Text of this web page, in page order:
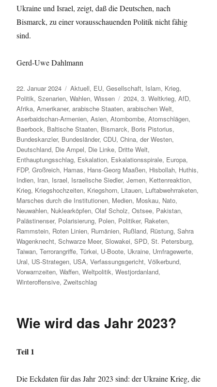
Ukraine und Israel, zeigt, daß die Deutschen, nach
Bismarck, zu einer vorausschauenden Politik nicht fähig
sind.
Gerd-Uwe Dahlmann
Veröffentlicht
am
22. Januar 2024 Kategorien
Aktuell, EU,Gesellschaft, Islam, Krieg,
Politik,Szenarien,Wahlen,Wissen Schlagwörter
2024,3. Weltkrieg,AfD,
Afrika,Amerikaner,arabische Staaten,arabischen Welt,
Aserbaidschan-Armenien,Asien,Atombombe,Atomschlägen,
Baerbock, Baltische Staaten, Bismarck, Boris Pistorius,
Bundeskanzler, Bundesländer,CDU,China,der Westen,
Deutschland, Die Ampel, Die Linke, Dritte Welt,
Enthauptungsschlag, Eskalation, Eskalationsspirale, Europa,
FDP,Großreich, Hamas, Hans-Georg Maaßen, Hisbollah, Huthis,
Indien, Iran, Israel, Israelische Siedler,Jemen, Kettenreaktion,
Krieg, Kriegshochzeiten, Kriegshorn, Litauen, Luftabwehrraketen,
Marsches durch die Institutionen, Medien, Moskau, Nato,
Neuwahlen, Nuklearköpfen,Olaf Scholz,Ostsee, Pakistan,
Palästinenser, Polarisierung, Polen, Politiker, Raketen,
Rammstein, Roten Linien, Rumänien, Rußland, Rüstung,Sahra
Wagenknecht,Schwarze Meer,Slowakei,SPD,St. Petersburg,
Taiwan,Terrorangriffe,Türkei, U-Boote, Ukraine, Umfragewerte,
Ural, US-Strategen, USA,Verfassungsgericht,Völkerbund,
Vorwarnzeiten,Waffen,Weltpolitik,Westjordanland,
Winteroffensive,Zweitschlag
Wie wird das Jahr 2023?
Teil 1
Die Eckdaten für das Jahr 2023 sind: der Ukraine Krieg, die